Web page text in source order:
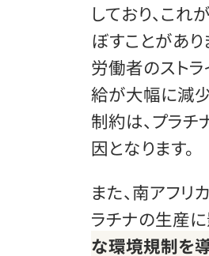
しており、こ
ぼすことがあ
労働者のスト
給が大幅に減
制約は、プラ
因となります。
また、南アフ
ラチナの生産
な環境規制を